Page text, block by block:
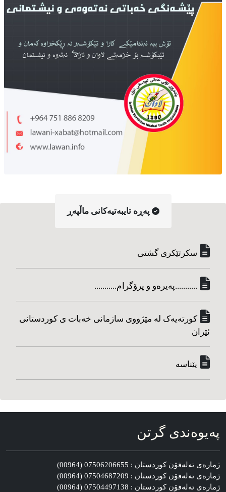
په‌ڕه‌ تایبه‌تیه‌کانی ماڵپه‌ڕ
سکرتێکری گشتی
...........په‌یره‌و و پرۆگرام...........
کورته‌یه‌ک له مێژووی سازمانی خه‌بات ی کوردستانی
ئێران
پێناسه‌
په‌یوه‌ندی گرتن
ژماره‌ی ته‌له‌فۆن کوردستان : 07506206655 (00964)
ژماره‌ی ته‌له‌فۆن کوردستان : 07504687209 (00964)
ژماره‌ی ته‌له‌فۆن کوردستان : 07504497138 (00964)